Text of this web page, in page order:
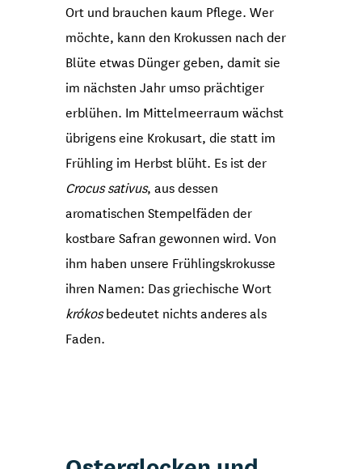
Ort und brauchen kaum Pflege. Wer
möchte, kann den Krokussen nach der
Blüte etwas Dünger geben, damit sie
im nächsten Jahr umso prächtiger
erblühen. Im Mittelmeerraum wächst
übrigens eine Krokusart, die statt im
Frühling im Herbst blüht. Es ist der
Crocus sativus, aus dessen
aromatischen Stempelfäden der
kostbare Safran gewonnen wird. Von
ihm haben unsere Frühlingskrokusse
ihren Namen: Das griechische Wort
krókosbedeutet nichts anderes als
Faden.